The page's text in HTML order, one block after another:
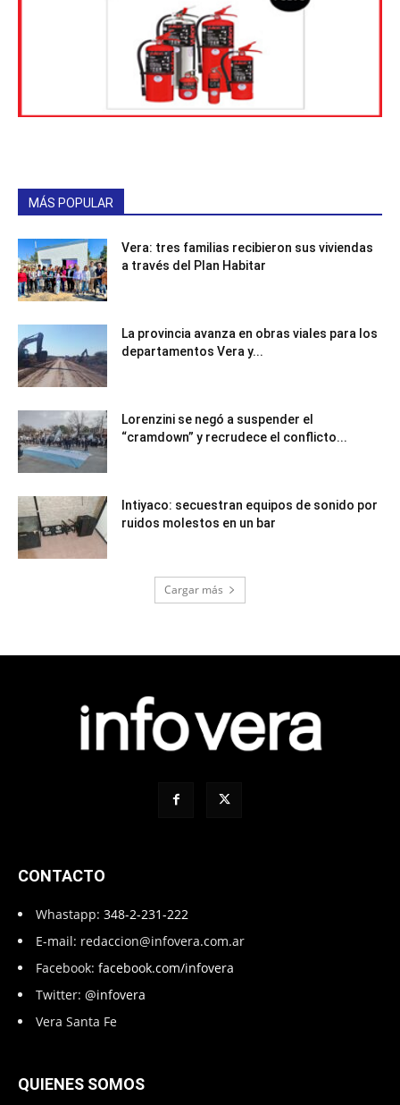
MÁS POPULAR
Vera: tres familias recibieron sus viviendas
a través del Plan Habitar
La provincia avanza en obras viales para los
departamentos Vera y...
Lorenzini se negó a suspender el
“cramdown” y recrudece el conflicto...
Intiyaco: secuestran equipos de sonido por
ruidos molestos en un bar
Cargar más
CONTACTO
Whastapp: 348-2-231-222
E-mail: redaccion@infovera.com.ar
Facebook: facebook.com/infovera
Twitter: @infovera
Vera Santa Fe
QUIENES SOMOS